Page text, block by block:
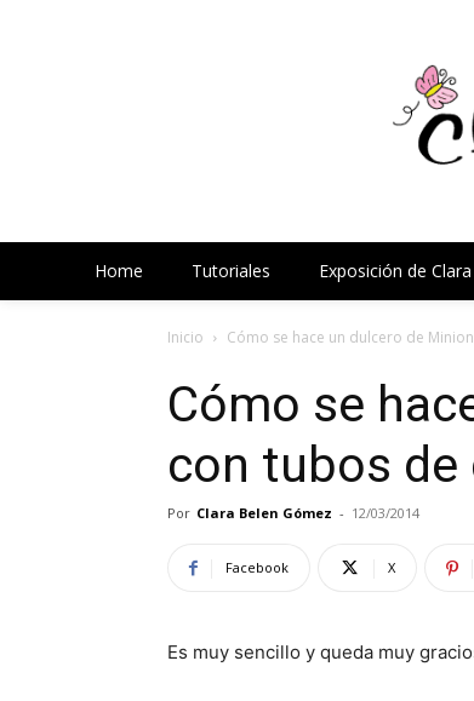
Home Tutoriales Exposición de
Inicio Cómo se hace un dulcero de
Cómo se
con tubos de
Por Clara Belen Gómez - 12/03/2014
Facebook X
Es muy sencillo y queda muy